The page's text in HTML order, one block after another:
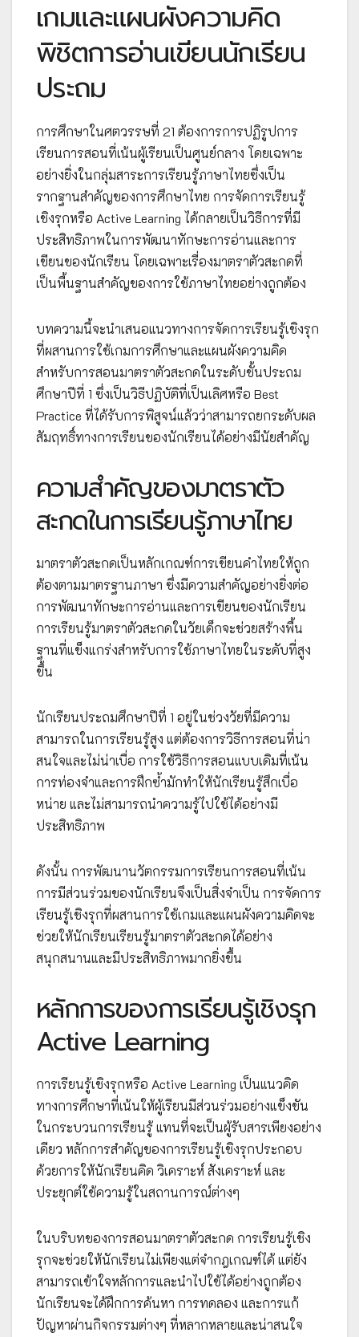
เกมและแผนผังความคิด
พิชิตการอ่านเขียนนักเรียน
ประถม
การศึกษาในศตวรรษที่ 21 ต้องการการปฏิรูปการ
เรียนการสอนที่เน้นผู้เรียนเป็นศูนย์กลาง โดยเฉพาะ
อย่างยิ่งในกลุ่มสาระการเรียนรู้ภาษาไทยซึ่งเป็น
รากฐานสำคัญของการศึกษาไทย การจัดการเรียนรู้
เชิงรุกหรือ Active Learning ได้กลายเป็นวิธีการที่มี
ประสิทธิภาพในการพัฒนาทักษะการอ่านและการ
เขียนของนักเรียน โดยเฉพาะเรื่องมาตราตัวสะกดที่
เป็นพื้นฐานสำคัญของการใช้ภาษาไทยอย่างถูกต้อง
บทความนี้จะนำเสนอแนวทางการจัดการเรียนรู้เชิงรุก
ที่ผสานการใช้เกมการศึกษาและแผนผังความคิด
สำหรับการสอนมาตราตัวสะกดในระดับชั้นประถม
ศึกษาปีที่ 1 ซึ่งเป็นวิธีปฏิบัติที่เป็นเลิศหรือ Best
Practice ที่ได้รับการพิสูจน์แล้วว่าสามารถยกระดับผล
สัมฤทธิ์ทางการเรียนของนักเรียนได้อย่างมีนัยสำคัญ
ความสำคัญของมาตราตัว
สะกดในการเรียนรู้ภาษาไทย
มาตราตัวสะกดเป็นหลักเกณฑ์การเขียนคำไทยให้ถูก
ต้องตามมาตรฐานภาษา ซึ่งมีความสำคัญอย่างยิ่งต่อ
การพัฒนาทักษะการอ่านและการเขียนของนักเรียน
การเรียนรู้มาตราตัวสะกดในวัยเด็กจะช่วยสร้างพื้น
ฐานที่แข็งแกร่งสำหรับการใช้ภาษาไทยในระดับที่สูง
ขึ้น
นักเรียนประถมศึกษาปีที่ 1 อยู่ในช่วงวัยที่มีความ
สามารถในการเรียนรู้สูง แต่ต้องการวิธีการสอนที่น่า
สนใจและไม่น่าเบื่อ การใช้วิธีการสอนแบบเดิมที่เน้น
การท่องจำและการฝึกซ้ำมักทำให้นักเรียนรู้สึกเบื่อ
หน่าย และไม่สามารถนำความรู้ไปใช้ได้อย่างมี
ประสิทธิภาพ
ดังนั้น การพัฒนานวัตกรรมการเรียนการสอนที่เน้น
การมีส่วนร่วมของนักเรียนจึงเป็นสิ่งจำเป็น การจัดการ
เรียนรู้เชิงรุกที่ผสานการใช้เกมและแผนผังความคิดจะ
ช่วยให้นักเรียนเรียนรู้มาตราตัวสะกดได้อย่าง
สนุกสนานและมีประสิทธิภาพมากยิ่งขึ้น
หลักการของการเรียนรู้เชิงรุก
Active Learning
การเรียนรู้เชิงรุกหรือ Active Learning เป็นแนวคิด
ทางการศึกษาที่เน้นให้ผู้เรียนมีส่วนร่วมอย่างแข็งขัน
ในกระบวนการเรียนรู้ แทนที่จะเป็นผู้รับสารเพียงอย่าง
เดียว หลักการสำคัญของการเรียนรู้เชิงรุกประกอบ
ด้วยการให้นักเรียนคิด วิเคราะห์ สังเคราะห์ และ
ประยุกต์ใช้ความรู้ในสถานการณ์ต่างๆ
ในบริบทของการสอนมาตราตัวสะกด การเรียนรู้เชิง
รุกจะช่วยให้นักเรียนไม่เพียงแต่จำกฎเกณฑ์ได้ แต่ยัง
สามารถเข้าใจหลักการและนำไปใช้ได้อย่างถูกต้อง
นักเรียนจะได้ฝึกการค้นหา การทดลอง และการแก้
ปัญหาผ่านกิจกรรมต่างๆ ที่หลากหลายและน่าสนใจ